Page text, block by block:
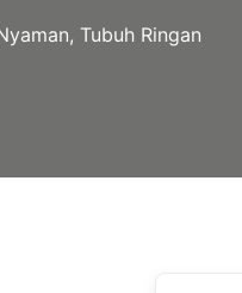
Tubuh Ringan